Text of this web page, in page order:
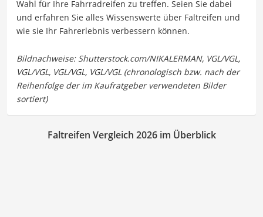
Wahl für Ihre Fahrradreifen zu treffen. Seien Sie dabei
und erfahren Sie alles Wissenswerte über Faltreifen und
wie sie Ihr Fahrerlebnis verbessern können.
Faltreifen Vergleich 2026 im Überblick